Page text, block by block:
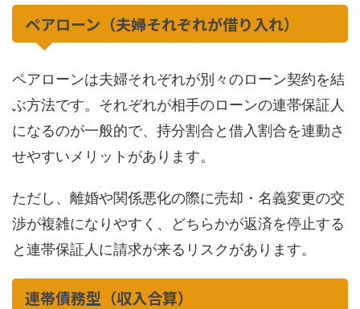
ペアローン（夫婦それぞれが借り入れ）
ペアローンは夫婦それぞれが別々のローン契約を結
ぶ方法です。それぞれが相手のローンの連帯保証人
になるのが一般的で、持分割合と借入割合を連動さ
せやすいメリットがあります。
ただし、離婚や関係悪化の際に売却・名義変更の交
渉が複雑になりやすく、どちらかが返済を停止する
と連帯保証人に請求が来るリスクがあります。
連帯債務型（収入合算）